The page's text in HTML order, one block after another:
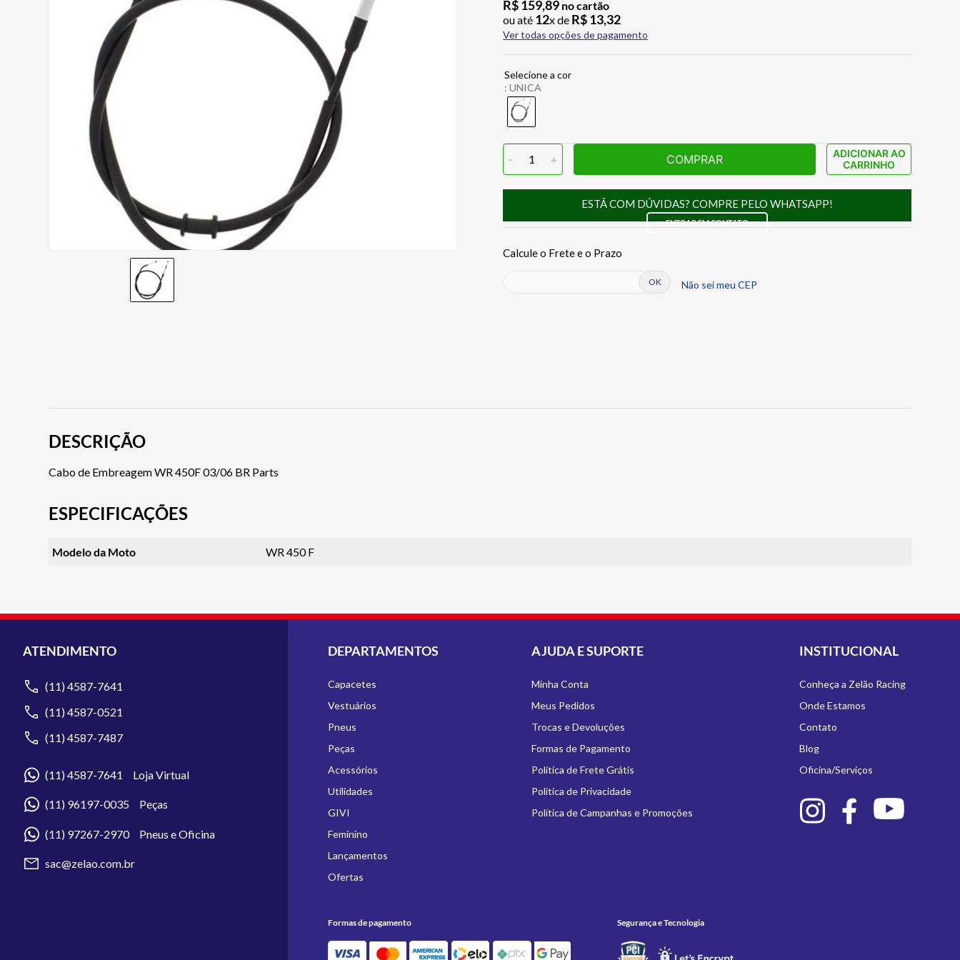
R$159,89 no cartão
ou até 12x de R$13,32
Ver todas opções de pagamento
: UNICA
- 1 + COMPRAR
ADICIONAR AO
CARRINHO
ESTÁ COM DÚVIDAS? COMPRE PELO WHATSAPP!
ENTRAR EM CONTATO
Não sei meu CEP
DESCRIÇÃO
Cabo de Embreagem WR 450F 03/06 BR Parts
ESPECIFICAÇÕES
Modelo da Moto WR 450 F
ATENDIMENTO
(11) 4587-7641
(11) 4587-0521
(11) 4587-7487
(11) 4587-7641 Loja Virtual
(11) 96197-0035 Peças
(11) 97267-2970 Pneus e Oficina
sac@zelao.com.br
DEPARTAMENTOS
Capacetes
Vestuários
Pneus
Peças
Acessórios
Utilidades
GIVI
Feminino
Lançamentos
Ofertas
AJUDA E SUPORTE
Minha Conta
Meus Pedidos
Trocas e Devoluções
Formas de Pagamento
Política de Frete Grátis
Política de Privacidade
Política de Campanhas e Promoções
INSTITUCIONAL
Conheça a Zelão Racing
Onde Estamos
Contato
Blog
Oficina/Serviços
Formas de pagamento Segurança e Tecnologia
9